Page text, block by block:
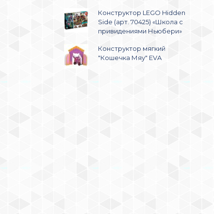
Конструктор LEGO Hidden
Side (арт. 70425) «Школа с
привидениями Ньюбери»
Конструктор мягкий
"Кошечка Мяу" EVA